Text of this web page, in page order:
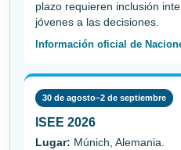
plazo requieren inclusión
jóvenes a las decisiones.
Información oficial de
30 de agosto–2 de septiembre
ISEE 2026
Lugar: Múnich, Alemania.